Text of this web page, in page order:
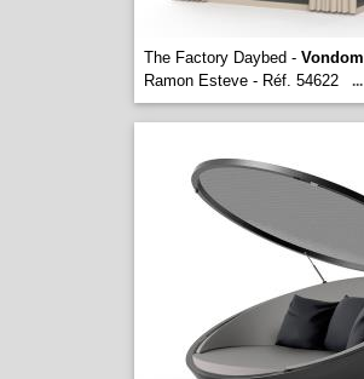
The Factory Daybed - Vondom
Ramon Esteve - Réf. 54622
...